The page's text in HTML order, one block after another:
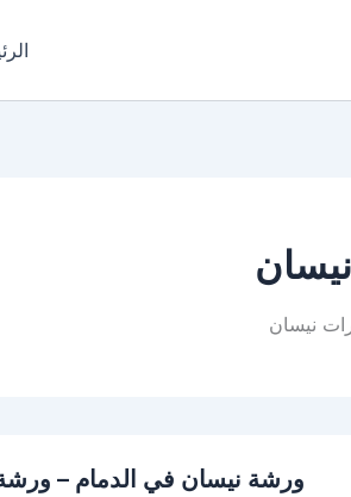
نيسان
ورشة نيسان في الدمام –
نيسان